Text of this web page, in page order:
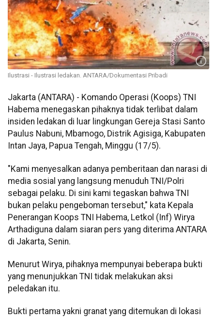
Ilustrasi - Ilustrasi ledakan. ANTARA/Dokumentasi Pribadi
Jakarta (ANTARA) - Komando Operasi (Koops) TNI
Habema menegaskan pihaknya tidak terlibat dalam
insiden ledakan di luar lingkungan Gereja Stasi Santo
Paulus Nabuni, Mbamogo, Distrik Agisiga, Kabupaten
Intan Jaya, Papua Tengah, Minggu (17/5).
"Kami menyesalkan adanya pemberitaan dan narasi di
media sosial yang langsung menuduh TNI/Polri
sebagai pelaku. Di sini kami tegaskan bahwa TNI
bukan pelaku pengeboman tersebut," kata Kepala
Penerangan Koops TNI Habema, Letkol (Inf) Wirya
Arthadiguna dalam siaran pers yang diterima ANTARA
di Jakarta, Senin.
Menurut Wirya, pihaknya mempunyai beberapa bukti
yang menunjukkan TNI tidak melakukan aksi
peledakan itu.
Bukti pertama yakni granat yang ditemukan di lokasi